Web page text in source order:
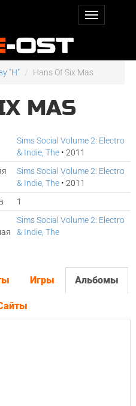
"H" Hans Of Six Mas
MAS
Sims Social Volume 2: Electro
& Indie, The • 2011
Sims Social Volume 2: Electro
& Indie, The • 2011
1
Sims Social Volume 2: Electro
& Indie, The
Игры Альбомы